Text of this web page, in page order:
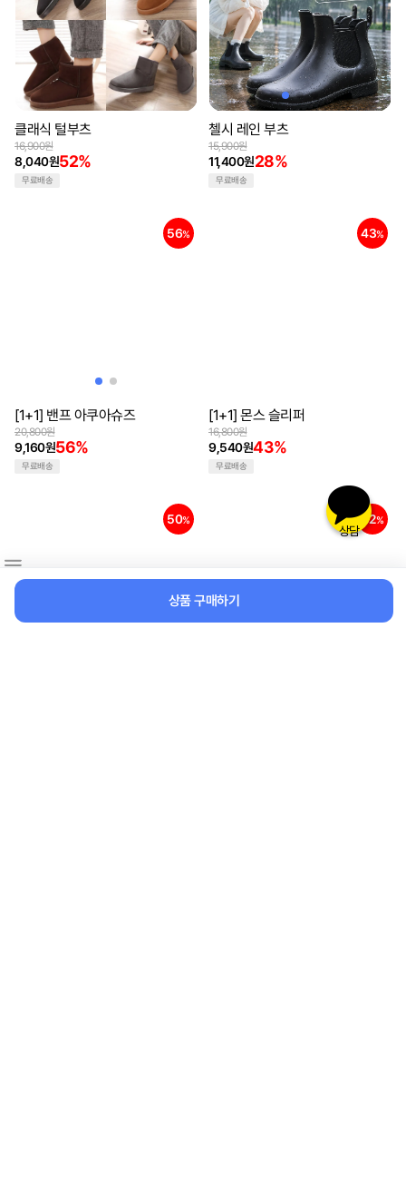
상담
상품 구매하기
클래식 털부츠
8,040원52%
16,900원
무료배송
첼시 레인 부츠
11,400원28%
15,900원
무료배송
56%
[1+1] 밴프 아쿠아슈즈
9,160원56%
20,800원
무료배송
43%
[1+1] 몬스 슬리퍼
9,540원43%
16,800원
무료배송
50% 52%